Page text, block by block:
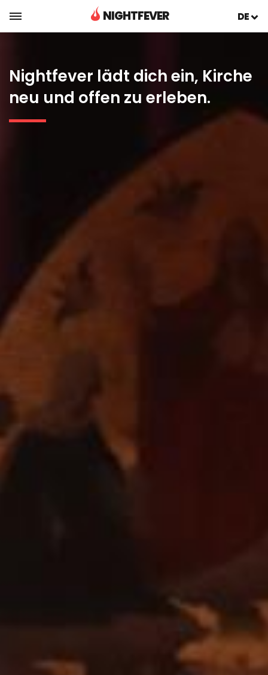
NIGHTFEVER DE
Nightfever lädt dich ein, Kirche
neu und offen zu erleben.